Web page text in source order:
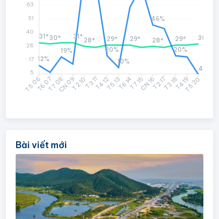
T5 06T6 07T7 08CN 09T2 10T3 11T4 12T5 13T6 14T7 15CN 16T2 17T3 18T4 19T5 20
31°30° 31° 28° 29° 29° 28° 29° 30°
12%
19%
20%
10%
46%
20%
4%
63
51
40
28
17
5
Bài viết mới